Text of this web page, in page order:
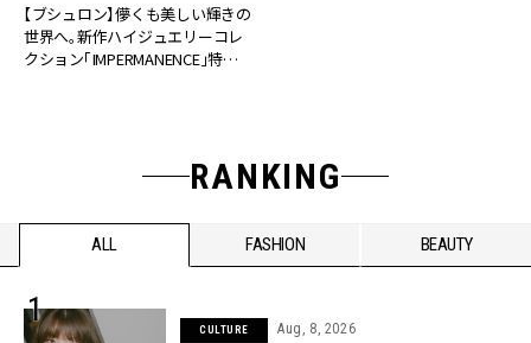
【ブシュロン】儚くも美しい輝きの
世界へ。新作ハイジュエリーコレ
クション「IMPERMANENCE」特別
RANKING
ALL FASHION BEAUTY
CULTURE Aug, 8, 2026